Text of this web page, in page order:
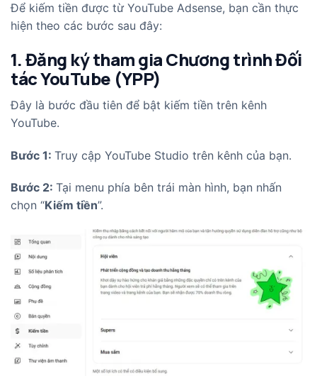
Để kiếm tiền được từ YouTube Adsense, bạn cần thực
hiện theo các bước sau đây:
1. Đăng ký tham gia Chương trình Đối
tác YouTube (YPP)
Đây là bước đầu tiên để bật kiếm tiền trên kênh
YouTube.
Bước 1: Truy cập YouTube Studio trên kênh của bạn.
Bước 2: Tại menu phía bên trái màn hình, bạn nhấn
chọn “Kiếm tiền”.